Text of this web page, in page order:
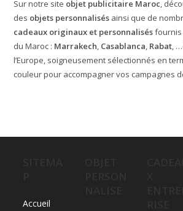
Sur notre site objet publicitaire Maroc,
des objets personnalisés ainsi que de
cadeaux originaux et personnalisésfournis
du Maroc : Marrakech, Casablanca, Rabat,
l’Europe, soigneusement sélectionnés en
couleur pour accompagner vos campagnes
Accueil